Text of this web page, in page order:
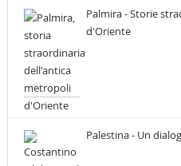
Palmira - Storie
d'Oriente
Palestina - Un